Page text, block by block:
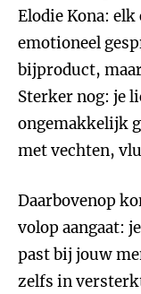
Elodie Kona:
emotioneel
bijproduct,
Sterker nog: je
ongemakkelijk
met vechten,
Daarbovenop
volop aangaat:
past bij jouw
zelfs in